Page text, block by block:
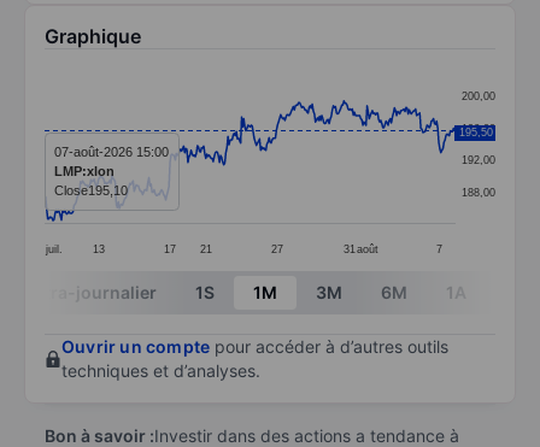
Graphique
Line chart with 391 data points.
The chart has 1 X axis displaying categories.
The chart has 1 Y axis displaying values. Data ranges
juil. 13 17 21 27 31 août 7
188,00
192,00
196,00
200,00
195,50
07-août-2026 15:00
LMP:xlon
Close195,10
End of interactive chart.
Intra-journalier 1S 1M 3M 6M 1A
Ouvrir un compte pour accéder à d’autres outils
techniques et d’analyses.
Bon à savoir :Investir dans des actions a tendance à